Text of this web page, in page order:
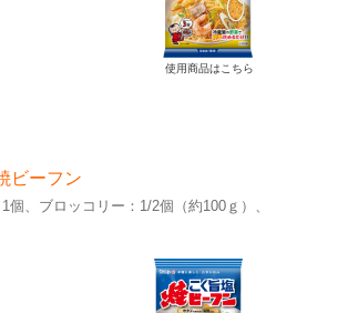
使用商品はこちら
ビーフン
個
ブロッコリー：1/2個（約100ｇ）